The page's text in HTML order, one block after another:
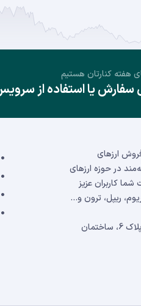
هفته کنارتان هستیم
یا استفاده از
با هدف خرید و فروش ارزهای
در حوزه ارزهای
کاربران عزیز
ریپل، ترون و...
آدرس: تهران، زعفرانیه، بلوار بهزادی، بن‌بست بهار، پلاک 6، ساختمان